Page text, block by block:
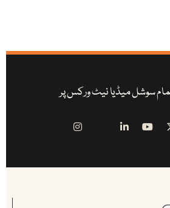
سوشل میڈیا نیٹ ورکس پر